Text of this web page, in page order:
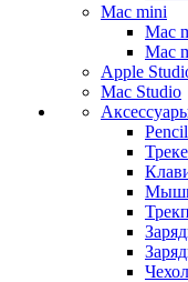
Mac mini
Mac
Mac
Apple
Mac Studio
Pencil